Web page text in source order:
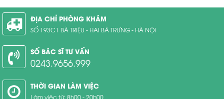
ĐỊA CHỈ PHÒNG KHÁM
SỐ 193C1 BÀ TRIỆU - HAI BÀ TRƯNG - HÀ NỘI
SỐ BÁC SĨ TƯ VẤN
0243.9656.999
THỜI GIAN LÀM VIỆC
Làm việc từ: 8h00 - 20h00